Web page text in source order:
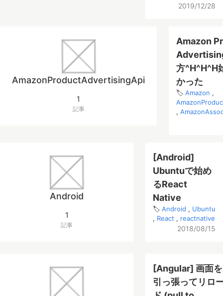
2019/12/28
AmazonProductAdvertisingApi
1
記事
Amazon
方^H^H^H
かった
Amazon
Android
1
記事
[Android]
Ubuntuで始め
るReact
Native
Android
Ubuntu
React
reactnative
2018/08/15
[Angular] 画面を
引っ張ってリロ